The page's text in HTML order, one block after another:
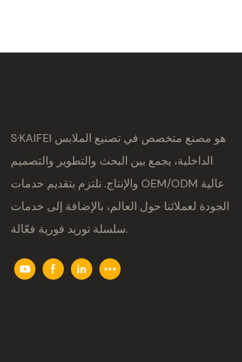
S·KAIFEI هو مصنع متخصص في تصنيع الملابس
الداخلية، يجمع بين البحث والتطوير والتصميم
والإنتاج. نلتزم بتقديم خدمات OEM/ODM عالية
الجودة لعملائنا حول العالم، بالإضافة إلى خدمات
سلسلة توريد فورية فعّالة.